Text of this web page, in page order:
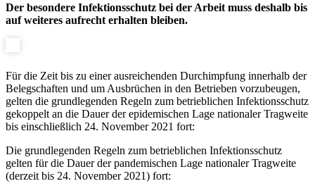
Der besondere Infektionsschutz bei der Arbeit muss deshalb bis
auf weiteres aufrecht erhalten bleiben.
Für die Zeit bis zu einer ausreichenden Durchimpfung innerhalb der
Belegschaften und um Ausbrüchen in den Betrieben vorzubeugen,
gelten die grundlegenden Regeln zum betrieblichen Infektionsschutz
gekoppelt an die Dauer der epidemischen Lage nationaler Tragweite
bis einschließlich 24. November 2021 fort:
Die grundlegenden Regeln zum betrieblichen Infektionsschutz
gelten für die Dauer der pandemischen Lage nationaler Tragweite
(derzeit bis 24. November 2021) fort: